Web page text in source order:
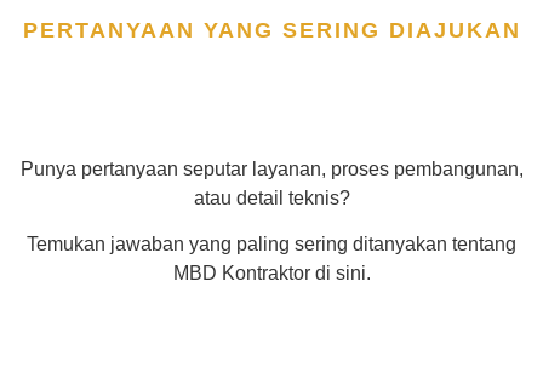
PERTANYAAN YANG SERING DIAJUKAN
Punya pertanyaan seputar layanan, proses pembangunan,
atau detail teknis?
Temukan jawaban yang paling sering ditanyakan tentang
MBD Kontraktor di sini.